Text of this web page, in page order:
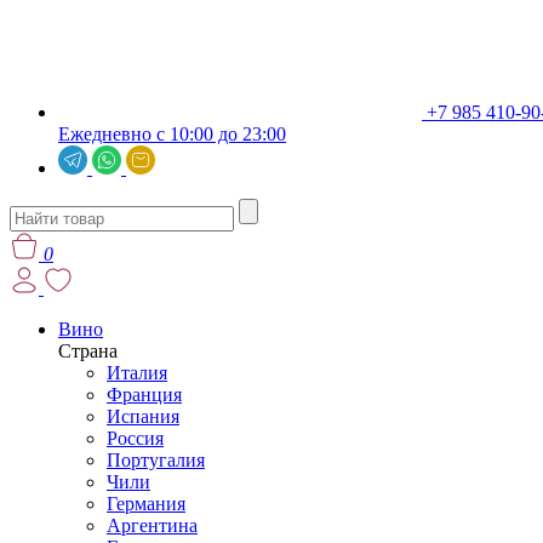
+7 985 410-
Ежедневно с 10:00 до 23:00
0
Вино
Страна
Италия
Франция
Испания
Россия
Португалия
Чили
Германия
Аргентина